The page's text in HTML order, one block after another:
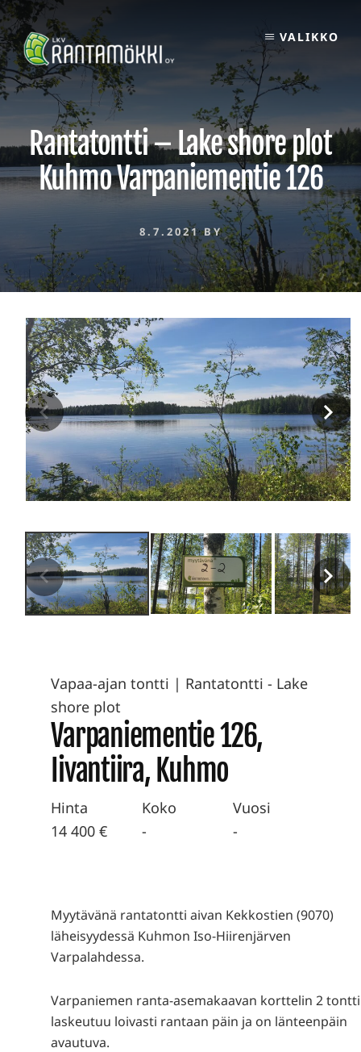
Skip
to
content
VALIKKO
Rantatontti – Lake shore plot
Kuhmo Varpaniementie 126
8.7.2021BY
Vapaa-ajan tontti | Rantatontti - Lake
shore plot
Varpaniementie 126,
Iivantiira, Kuhmo
Hinta
14 400 €
Koko
-
Vuosi
-
Myytävänä rantatontti aivan Kekkostien (9070)
läheisyydessä Kuhmon Iso-Hiirenjärven
Varpalahdessa.
Varpaniemen ranta-asemakaavan korttelin 2
laskeutuu loivasti rantaan päin ja on länteenpäin
avautuva.